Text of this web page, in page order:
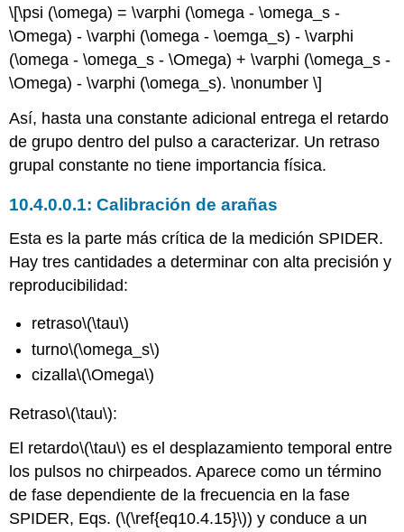
\[\psi (\omega) = \varphi (\omega - \omega_s -
\Omega) - \varphi (\omega - \oemga_s) - \varphi
(\omega - \omega_s - \Omega) + \varphi (\omega_s -
\Omega) - \varphi (\omega_s). \nonumber \]
Así, hasta una constante adicional entrega el retardo
de grupo dentro del pulso a caracterizar. Un retraso
grupal constante no tiene importancia física.
Calibración de arañas
Esta es la parte más crítica de la medición SPIDER.
Hay tres cantidades a determinar con alta precisión y
reproducibilidad:
retraso\(\tau\)
turno\(\omega_s\)
cizalla\(\Omega\)
Retraso\(\tau\):
El retardo\(\tau\) es el desplazamiento temporal entre
los pulsos no chirpeados. Aparece como un término
de fase dependiente de la frecuencia en la fase
SPIDER, Eqs. (\(\ref{eq10.4.15}\)) y conduce a un